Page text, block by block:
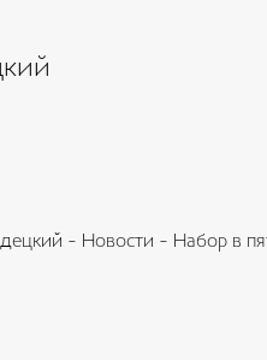
- Новости - Набор в